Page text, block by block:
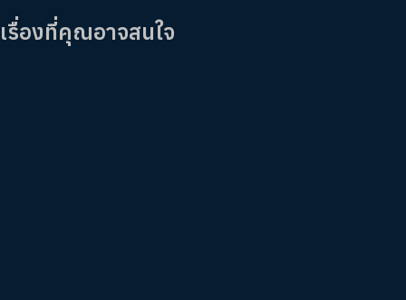
เรื่องที่คุณอาจสนใจ